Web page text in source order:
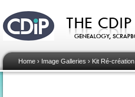
Home › Image Galleries › Kit Ré-création